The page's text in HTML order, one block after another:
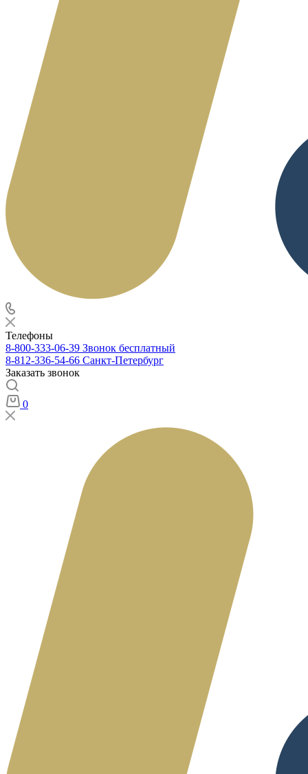
Телефоны
8-800-333-06-39 Звонок бесплатный
8-812-336-54-66 Санкт-Петербург
Заказать звонок
0